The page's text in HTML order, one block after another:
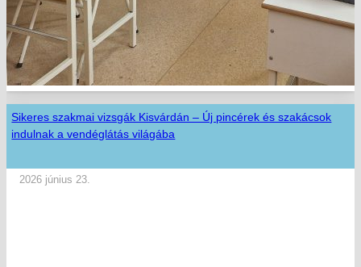
Sikeres szakmai vizsgák Kisvárdán – Új pincérek és szakácsok
indulnak a vendéglátás világába
2026 június 23.